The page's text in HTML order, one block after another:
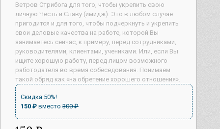
Ветров Стрибога для того, чтобы укрепить свою
личную Честь и Славу (имидж). Это в любом случае
пригодится и для того, чтобы подчеркнуть и укрепить
свои деловые качества на работе, которой Вы
занимаетесь сейчас, к примеру, перед сотрудниками,
руководителями, клиентами, учениками. Или, если Вы
ищите хорошую работу, перед лицом возможного
работодателя во время собеседования. Понимаем
такой обряд как «на обретение хорошего отношения».
Скидка 50%!
150 ₽ вместо 300 ₽